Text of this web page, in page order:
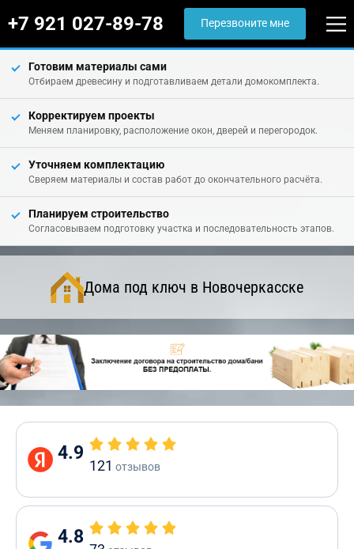
+7 921 027-89-78 Перезвоните мне
Готовим материалы сами
Отбираем древесину и подготавливаем детали домокомплекта.
Корректируем проекты
Меняем планировку, расположение окон, дверей и перегородок.
Уточняем комплектацию
Сверяем материалы и состав работ до окончательного расчёта.
Планируем строительство
Согласовываем подготовку участка и последовательность этапов.
Дома под ключ в Новочеркасске
4.9
121 отзывов
4.8